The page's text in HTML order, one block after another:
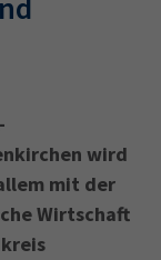
wird
mit der
Wirtschaft